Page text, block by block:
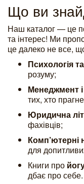
Що ви
Наш каталог — це
та інтерес! Ми
це далеко не все,
Психологія
розуму;
Менеджмент
тих, хто
Юридична
фахівців;
Комп’ютерні
для
Книги про
дбає про себе.